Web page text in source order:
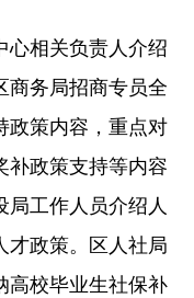
相关负责人介绍
商务局招商专员全
政策内容，重点对
补政策支持等内容
工作人员介绍人
才政策。区人社局
高校毕业生社保补